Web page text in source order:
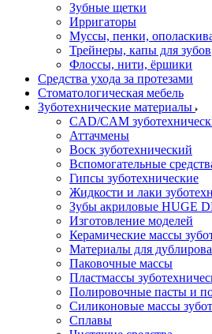
Зубные щетки
Ирригаторы
Муссы, пенки,
Трейнеры, капы для зубов
Флоссы, нити, ёршики
Средства ухода за протезами
Стоматологическая мебель
Зуботехнические материалы
CAD/CAM
Аттачмены
Воск зуботехнический
Вспомогательные
Гипсы зуботехнические
Жидкости и лаки
Зубы акриловые HUGE
Изготовление моделей
Керамические массы
Материалы для
Паковочные массы
Пластмассы
Полировочные пасты и
Силиконовые массы
Сплавы